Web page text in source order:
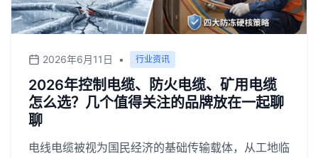
不讲虚的，直接从企业实力、产品线、客户口碑三个
维度，给大家推荐五家在2026年依然值得信赖的电
2026年6月11日 • 行业资讯
2026年控制电缆、防火电缆、矿用电缆
怎么选？几个值得关注的品牌放在一起聊
聊
电线电缆被视为国民经济的基础传输载体，从工地临